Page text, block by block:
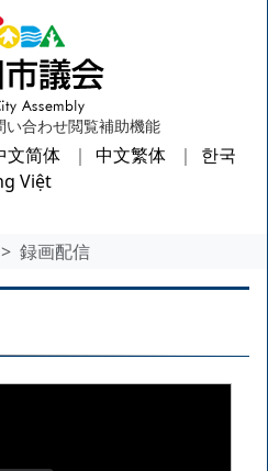
い合わせ閲覧補助機能
文简体 中文繁体
한국
Việt
録画配信